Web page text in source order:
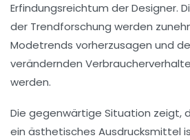
Erfindungsreichtum der Designer.
der Trendforschung werden
Modetrends vorherzusagen und
verändernden
werden.
Die gegenwärtige Situation zeigt,
ein ästhetisches Ausdrucksmittel